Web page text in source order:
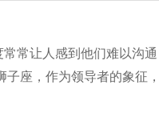
常让人感到他们难以沟
子座，作为领导者的象征